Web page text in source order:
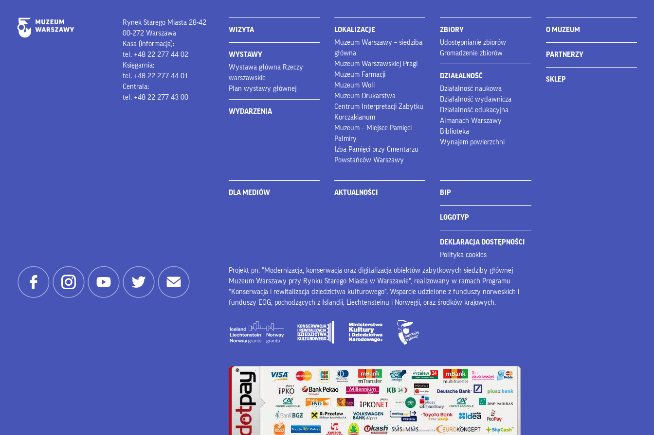
Rynek Starego Miasta 28-42
00-272 Warszawa
Kasa (informacja):
tel. +48 22 277 44 02
Księgarnia:
tel. +48 22 277 44 01
Centrala:
tel. +48 22 277 43 00
WIZYTA
WYSTAWY
Wystawa główna Rzeczy
warszawskie
Plan wystawy głównej
WYDARZENIA
LOKALIZACJE
Muzeum Warszawy – siedziba
główna
Muzeum Warszawskiej Pragi
Muzeum Farmacji
Muzeum Woli
Muzeum Drukarstwa
Centrum Interpretacji Zabytku
Korczakianum
Muzeum – Miejsce Pamięci
Palmiry
Izba Pamięci przy Cmentarzu
Powstańców Warszawy
ZBIORY
Udostępnianie zbiorów
Gromadzenie zbiorów
DZIAŁALNOŚĆ
Działalność naukowa
Działalność wydawnicza
Działalność edukacyjna
Almanach Warszawy
Biblioteka
Wynajem powierzchni
O MUZEUM
PARTNERZY
SKLEP
DLA MEDIÓW AKTUALNOŚCI BIP
LOGOTYP
DEKLARACJA DOSTĘPNOŚCI
Polityka cookies
Projekt pn. "Modernizacja, konserwacja oraz digitalizacja obiektów zabytkowych siedziby głównej
Muzeum Warszawy przy Rynku Starego Miasta w Warszawie", realizowany w ramach Programu
"Konserwacja i rewitalizacja dziedzictwa kulturowego". Wsparcie udzielone z funduszy norweskich i
funduszy EOG, pochodzących z Islandii, Liechtensteinu i Norwegii, oraz środków krajowych.